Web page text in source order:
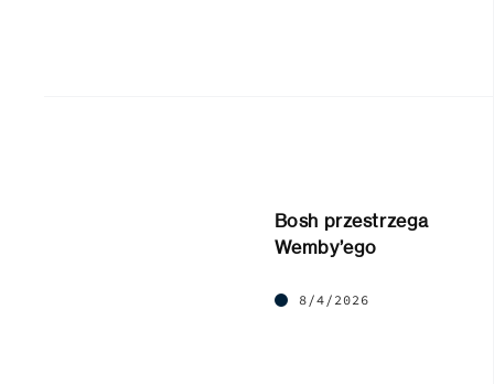
Bosh przestrzega
Wemby’ego
8/4/2026